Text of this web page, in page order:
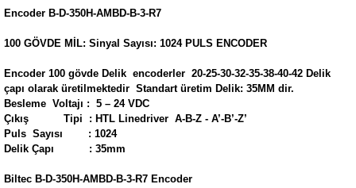
Encoder B-D-350H-AMBD-B-3-R7
100 GÖVDE MİL: Sinyal Sayısı: 1024 PULS ENCODER
Encoder 100 gövde Delik encoderler 20-25-30-32-35-38-40-42 Delik
çapı olarak üretilmektedir Standart üretim Delik: 35MM dir.
Besleme Voltajı : 5 – 24 VDC
Çıkış Tipi : HTL Linedriver A-B-Z - A’-B’-Z’
Puls Sayısı : 1024
Delik Çapı : 35mm
Biltec B-D-350H-AMBD-B-3-R7 Encoder